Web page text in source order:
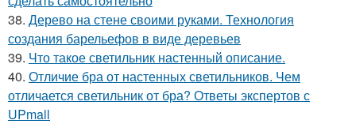
38. Дерево на стене своими руками. Технология
создания барельефов в виде деревьев
39. Что такое светильник настенный описание.
40. Отличие бра от настенных светильников. Чем
отличается светильник от бра? Ответы экспертов с
UPmall